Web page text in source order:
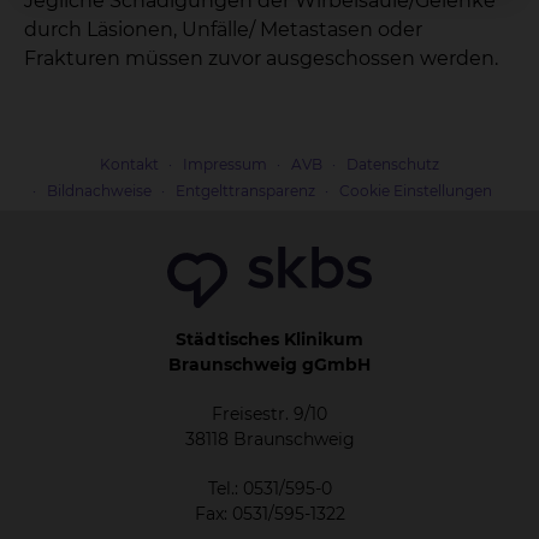
durch Läsionen, Unfälle/ Metastasen oder
Frakturen müssen zuvor ausgeschossen werden.
Kontakt Impressum AVB
Datenschutz
Bildnachweise
Entgelttransparenz Cookie Einstellungen
Städtisches Klinikum
Braunschweig gGmbH
Freisestr. 9/10
38118 Braunschweig
Tel.: 0531/595-0
Fax: 0531/595-1322